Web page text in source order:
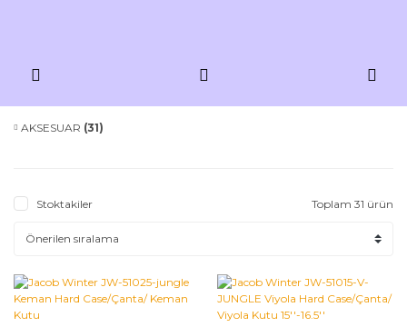
AKSESUAR (31)
Stoktakiler Toplam 31 ürün